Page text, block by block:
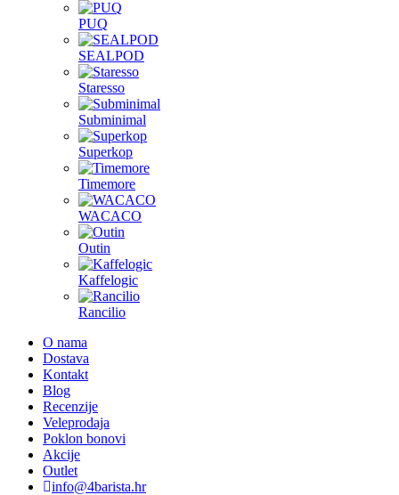
PUQ
SEALPOD
Staresso
Subminimal
Superkop
Timemore
WACACO
Outin
Kaffelogic
Rancilio
O nama
Dostava
Kontakt
Blog
Recenzije
Veleprodaja
Poklon bonovi
Akcije
Outlet
info@4barista.hr